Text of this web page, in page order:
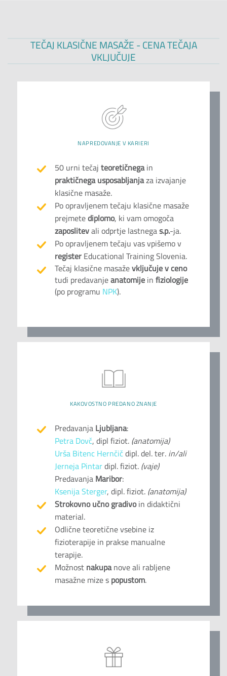
TEČAJ KLASIČNE MASAŽE - CENA TEČAJA
VKLJUČUJE
NAPREDOVANJE V KARIERI
50 urni tečajteoretičnegain
praktičnega usposabljanjaza izvajanje
klasične masaže.
Po opravljenem tečaju klasične masaže
prejmetediplomo, ki vam omogoča
zaposlitevali odprtje lastnegas.p.-ja.
Po opravljenem tečaju vas vpišemo v
registerEducational Training Slovenia.
Tečaj klasične masaževključuje v ceno
tudi predavanjeanatomijeinfiziologije
(po programu NPK).
KAKOVOSTNO PREDANO ZNANJE
PredavanjaLjubljana:
Petra Dovč, dipl fiziot.(anatomija)
Urša Bitenc Hernčičdipl. del. ter.in/ali
Jerneja Pintardipl. fiziot.(vaje)
PredavanjaMaribor:
Ksenija Sterger, dipl. fiziot.(anatomija)
Strokovno učno gradivoin didaktični
material.
Odlične teoretične vsebine iz
fizioterapije in prakse manualne
terapije.
Možnostnakupanove ali rabljene
masažne mize spopustom.